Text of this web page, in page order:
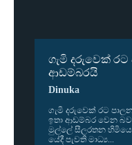
ගැමි දරුවෙක් රට
ආඩම්බරයි
Dinuka
ගැමි දරු­වෙක් රට
ඉතා ආඩ­ම්බර වෙන
මුල්ලේ සීල­ර­තන
යේදී පැවති මාධ්‍ය...